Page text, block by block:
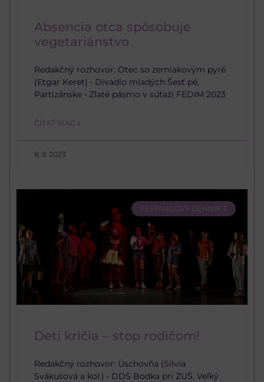
Absencia otca spôsobuje
vegetariánstvo
Redakčný rozhovor: Otec so zemiakovým pyré
(Etgar Keret) • Divadlo mladých Šesť pé,
Partizánske • Zlaté pásmo v súťaži FEDIM 2023
ČÍTAŤ VIAC »
8. 9. 2023
FESTIVALOVÝ DENNÍK 2
Deti kričia – stop rodičom!
Redakčný rozhovor: Úschovňa (Silvia
Svákusová a kol.) • DDS Bodka pri ZUŠ, Veľký